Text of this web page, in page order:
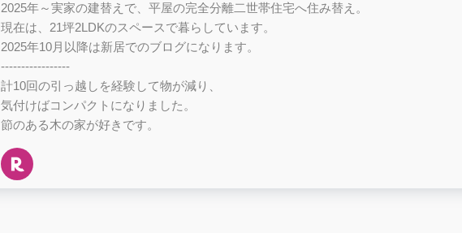
2025年～実家の建替えで、平屋の完全分離二世帯住宅へ住み替え。
現在は、21坪2LDKのスペースで暮らしています。
2025年10月以降は新居でのブログになります。
-----------------
計10回の引っ越しを経験して物が減り、
気付けばコンパクトになりました。
節のある木の家が好きです。